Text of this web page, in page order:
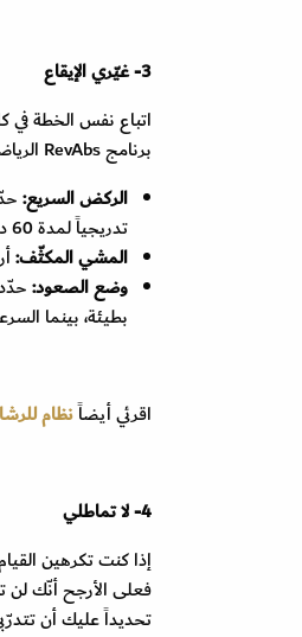
3- غيّري الإيقاع
اتباع نفس الخطة
برنامج RevAbs الرياضي، ومؤسس Hoebel Fitness. وهو يقترح تغيير الإيقاع بإحدى هذه الخطط الثلاث على جهاز المشي:
الركض السريع:
تدريجياً لمدة 60 دقيقة. كرّري 9 مرات.
المشي المكثّف:
وضع الصعود:
بطيئة، بينما السرعة لا تزال
اقرئي أيضاًنظام
4- لا تماطلي
إذا كنت تكرهين
فعلى الأرجح أنّك لن
تحديداً عليك أن